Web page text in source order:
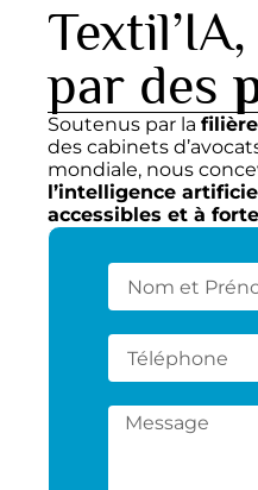
par des
Soutenus par la
des cabinets
mondiale, nous
l’intelligence
accessibles et à